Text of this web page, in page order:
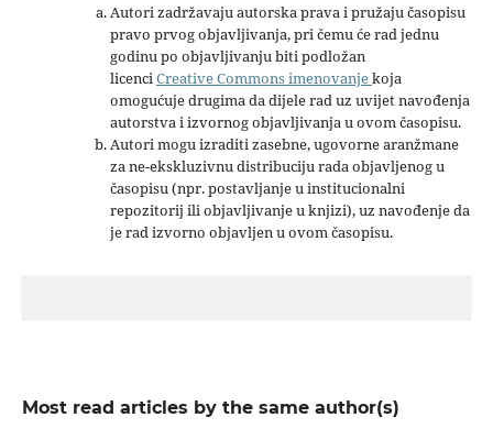
Autori zadržavaju autorska prava i pružaju časopisu
pravo prvog objavljivanja, pri čemu će rad jednu
godinu po objavljivanju biti podložan
licenciCreative Commons imenovanjekoja
omogućuje drugima da dijele rad uz uvijet navođenja
autorstva i izvornog objavljivanja u ovom časopisu.
Autori mogu izraditi zasebne, ugovorne aranžmane
za ne-ekskluzivnu distribuciju rada objavljenog u
časopisu (npr. postavljanje u institucionalni
repozitorij ili objavljivanje u knjizi), uz navođenje da
je rad izvorno objavljen u ovom časopisu.
Most read articles by the same author(s)